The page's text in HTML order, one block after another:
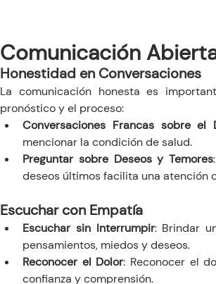
Comunicación
Honestidad en Conversaciones
La comunicación honesta es
pronóstico y el proceso:
Conversaciones Francas sobre el
mencionar la condición de salud.
Preguntar sobre Deseos y Temores
deseos últimos facilita una atención
Escuchar con Empatía
Escuchar sin Interrumpir: Brindar
pensamientos, miedos y deseos.
Reconocer el Dolor: Reconocer el
confianza y comprensión.